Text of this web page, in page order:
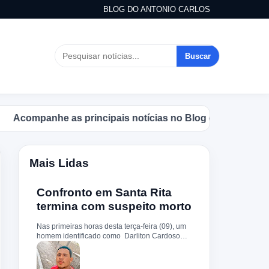
BLOG DO ANTONIO CARLOS
Buscar
as principais notícias no Blog do Antonio
Mais Lidas
Confronto em Santa Rita
termina com suspeito morto
Nas primeiras horas desta terça-feira (09), um
homem identificado como Darliton Cardoso
Pereira morreu após confronto com a Polícia
Militar no povoado Timbotiba, zona rural de
Santa Rita. De acordo com a PM, os policiais